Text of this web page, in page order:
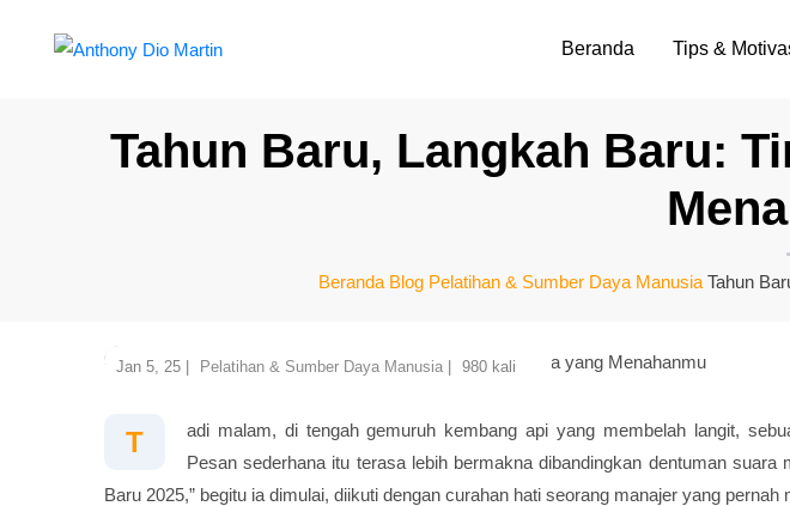
Beranda Tips &
Tahun Baru, Langkah Baru:
Beranda Blog Pelatihan & Sumber Daya Manusia Tahun
Jan 5, 25 | Pelatihan & Sumber Daya Manusia 980 kali
T
adi malam, di tengah gemuruh kembang api yang membelah langit,
Pesan sederhana itu terasa lebih bermakna dibandingkan dentuman suara
Baru 2025,” begitu ia dimulai, diikuti dengan curahan hati seorang manajer yang pernah